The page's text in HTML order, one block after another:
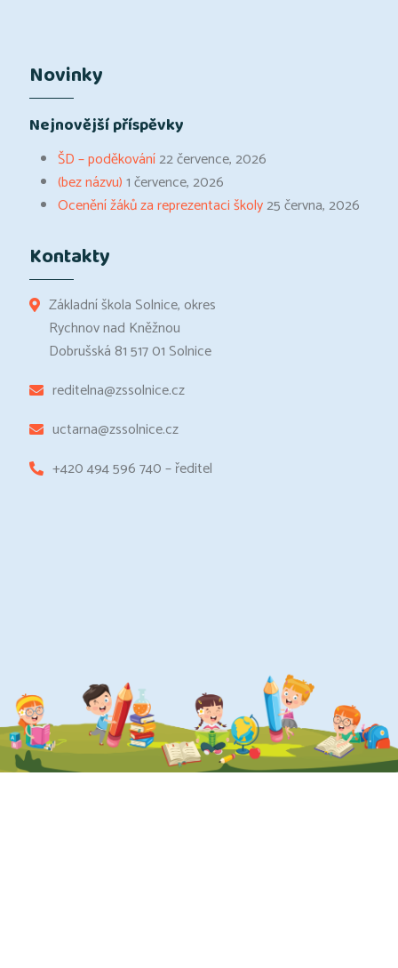
Novinky
Nejnovější příspěvky
ŠD – poděkování22 července, 2026
(bez názvu)1 července, 2026
Ocenění žáků za reprezentaci školy25 června, 2026
Kontakty
Základní škola Solnice, okres
Rychnov nad Kněžnou
Dobrušská 81 517 01 Solnice
reditelna@zssolnice.cz
uctarna@zssolnice.cz
+420 494 596 740 – ředitel